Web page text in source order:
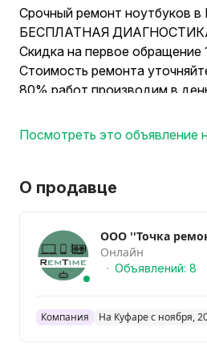
Срочный ремонт ноутбуков в
БЕСПЛАТНАЯ
Скидка на первое
Стоимость ремонта
80% работ производим в
до 1-го года.
Компьютерный мастер.
Установка Windows,
чистка ПК Удаление
Установка программ на
удаленных файлов
Замена экрана на ноутбуке
Посмотреть это объявление
О продавце
ООО ''Точка
Онлайн
Объявлений: 8
Компания На Куфаре с ноября,